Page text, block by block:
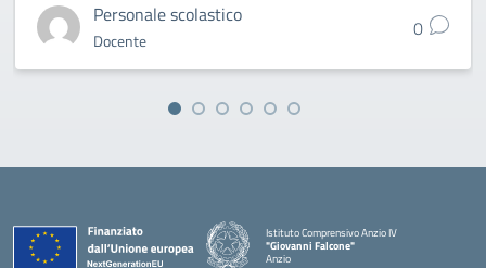
Personale scolastico
Docente 0
Istituto Comprensivo Anzio IV
"Giovanni Falcone"
Anzio